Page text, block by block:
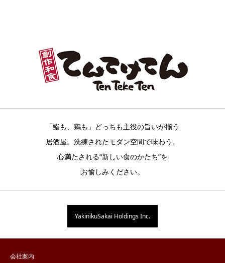
「鮨も、鶏も」どっちも主役の旨いが揃う
居酒屋。洗練されたモダン空間で味わう、
心満たされる“新しい食のかたち”を
お愉しみください。
YakinikuSakai Holdings Inc.
会社案内